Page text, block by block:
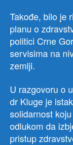
Takođe, bilo je
planu o
politici Crne
servisima na
zemlji.
U razgovoru o
dr Kluge je
solidarnost
odlukom da
pristup